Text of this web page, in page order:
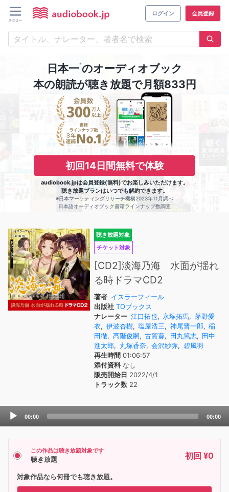
ログイン 会員登録
日本一※のオーディオブック
本の朗読が聴き放題で月額833円
初回14日間無料で体験
audiobook.jpは会員登録(無料)でお楽しみいただけます。
聴き放題プランはいつでも解約できます。
※日本マーケティングリサーチ機構2023年11月調べ
日本語オーディオブック書籍ラインナップ数調査
聴き放題対象
チケット対象
[CD2]淡海乃海 水面が揺れ
る時ドラマCD2
著者 イスラーフィール
出版社 TOブックス
ナレーター 江口拓也, 永塚拓馬, 茅野愛
衣, 伊波杏樹, 塩屋浩三, 神尾晋一郎, 稲
田徹, 髙階俊嗣, 古賀葵, 田丸篤志, 田中
進太郎, 丸塚香奈, 会沢紗弥, 碧風羽
再生時間 01:06:57
添付資料なし
販売開始日 2022/4/1
トラック数 22
Audio
00:00 00:00
この作品は聴き放題対象です
聴き放題 初回 ¥0
対象作品なら何冊でも聴き放題。